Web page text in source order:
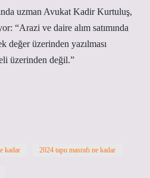
uzman Avukat Kadir Kurtuluş,
“Arazi ve daire alım satımında
değer üzerinden yazılması
üzerinden değil.”
kadar 2024 tapu masrafı ne kadar